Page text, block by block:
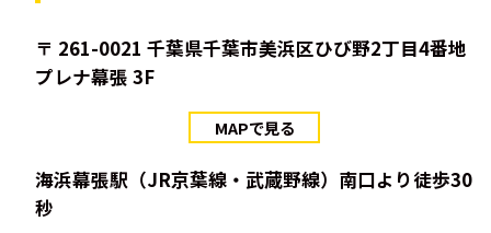
〒 261-0021 千葉県千葉市美浜区ひび野2丁目4番地
プレナ幕張 3F
MAPで見る
海浜幕張駅（JR京葉線・武蔵野線）南口より徒歩30
秒